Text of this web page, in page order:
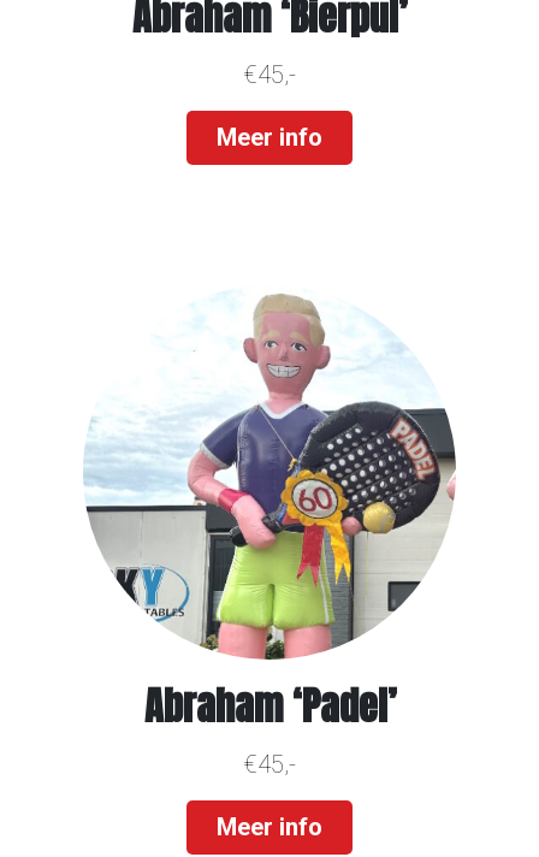
Abraham ‘Bierpul’
€45,-
Meer info
Abraham ‘Padel’
€45,-
Meer info